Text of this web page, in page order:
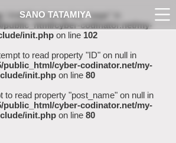
: Undefined array key "page" in
public_html/cyber-codinator.net/my-
init.php on line 102
to read property "ID" on null in
public_html/cyber-codinator.net/my-
init.php on line 80
to read property "post_name" on null in
public_html/cyber-codinator.net/my-
init.php on line 80
SANO TATAMIYA